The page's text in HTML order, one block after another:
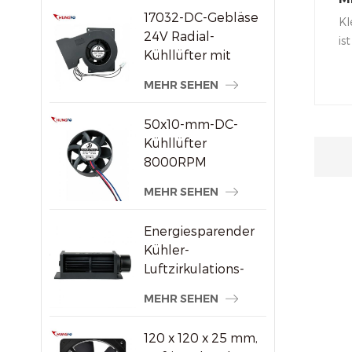
17032-DC-Gebläse
24V Radial-
Kühllüfter mit
Druck
MEHR SEHEN
50x10-mm-DC-
Kühllüfter
8000RPM
Bürstenloser
kleine
elektronische
Geräte
MEHR SEHEN
Energiesparender
Kühler-
Luftzirkulations-
aus Kunststoff
MEHR SEHEN
120 x 120 x 25 mm,